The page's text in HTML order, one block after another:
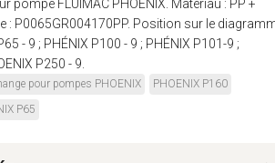
pompe FLUIMAC PHOENIX. Matériau : PP +
: P0065GR004170PP. Position sur le
- 9 ; PHÉNIX P100 - 9 ; PHÉNIX P101-9 ;
P250 - 9.
pour pompes PHOENIX
PHOENIX P160
P65